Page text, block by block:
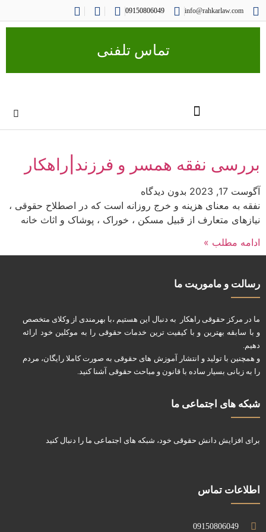
info@rahkarlaw.com
09150806049
تماس تلفنی
بررسی نفقه همسر و فرزند|راهکار
آگوست 17, 2023
بدون دیدگاه
نفقه به معنای هزینه و خرج روزانه است که در اصطلاح حقوقی ،
نیازهای متعارف از قبیل مسکن ، خوراک ، پوشاک و اثاث خانه
ادامه مطلب »
رسالت و ماموریت ما
ما در مرکز حقوقی راهکار به دنبال این هستیم ،با بهرمندی از وکلای متخصص
و با سابقه بهترین و با کیفیت ترین خدمات حقوقی را به موکلین خود ارائه
دهیم.
و همچنین با تولید و انتشار آموزش های حقوقی به صورت کاملا رایگان، مردم
را به زبانی بسیار ساده با قانون و مباحث حقوقی آشنا کنید.
شبکه های اجتماعی ما
برای افزایش دانش حقوقی خود، شبکه های اجتماعی ما را دنبال کنید
اطلاعات تماس
09150806049